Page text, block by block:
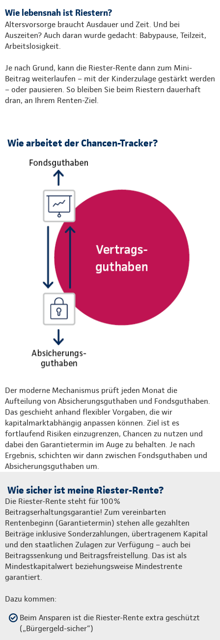
Wie lebensnah ist Riestern?
Altersvorsorge braucht Ausdauer und Zeit. Und bei
Auszeiten? Auch daran wurde gedacht: Babypause, Teilzeit,
Arbeitslosigkeit.
Je nach Grund, kann die Riester-Rente dann zum Mini-
Beitrag weiterlaufen – mit der Kinderzulage gestärkt werden
– oder pausieren. So bleiben Sie beim Riestern dauerhaft
dran, an Ihrem Renten-Ziel.
Wie arbeitet der Chancen-Tracker?
Der moderne Mechanismus prüft jeden Monat die
Aufteilung von Absicherungsguthaben und Fondsguthaben.
Das geschieht anhand flexibler Vorgaben, die wir
kapitalmarktabhängig anpassen können. Ziel ist es
fortlaufend Risiken einzugrenzen, Chancen zu nutzen und
dabei den Garantietermin im Auge zu behalten. Je nach
Ergebnis, schichten wir dann zwischen Fondsguthaben und
Absicherungsguthaben um.
Wie sicher ist meine Riester-Rente?
Die Riester-Rente steht für 100%
Beitragserhaltungsgarantie! Zum vereinbarten
Rentenbeginn (Garantietermin) stehen alle gezahlten
Beiträge inklusive Sonderzahlungen, übertragenem Kapital
und den staatlichen Zulagen zur Verfügung – auch bei
Beitragssenkung und Beitragsfreistellung. Das ist als
Mindestkapitalwert beziehungsweise Mindestrente
garantiert.
Dazu kommen:
Beim Ansparen ist die Riester-Rente extra geschützt
(„Bürgergeld-sicher“)